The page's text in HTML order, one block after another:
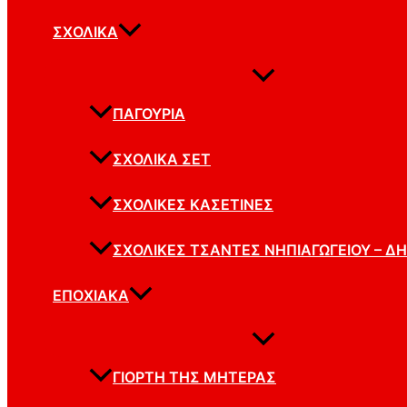
ΣΧΟΛΙΚΆ
ΠΑΓΟΎΡΙΑ
ΣΧΟΛΙΚΆ ΣΕΤ
ΣΧΟΛΙΚΈΣ ΚΑΣΕΤΊΝΕΣ
ΣΧΟΛΙΚΈΣ ΤΣΆΝΤΕΣ ΝΗΠΙΑΓΩΓΕΊΟΥ –
ΕΠΟΧΙΑΚΆ
ΓΙΟΡΤΉ ΤΗΣ ΜΗΤΈΡΑΣ